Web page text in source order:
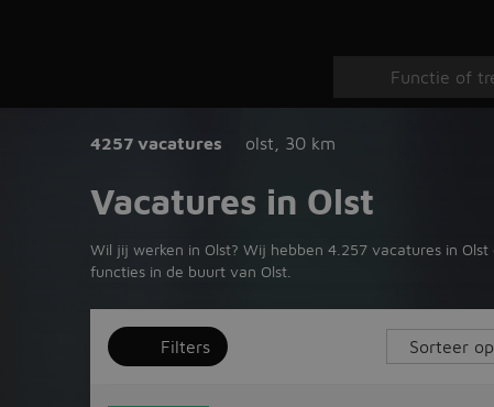
4257 vacatures olst 30 km
Vacatures in Olst
Wil jij werken in Olst? Wij hebben 4.257 vacatures in
functies in de buurt van Olst.
Filters